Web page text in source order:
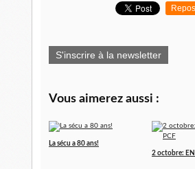
S'inscrire à la newsletter
Vous aimerez aussi :
La sécu a 80 ans!
2 octobre: